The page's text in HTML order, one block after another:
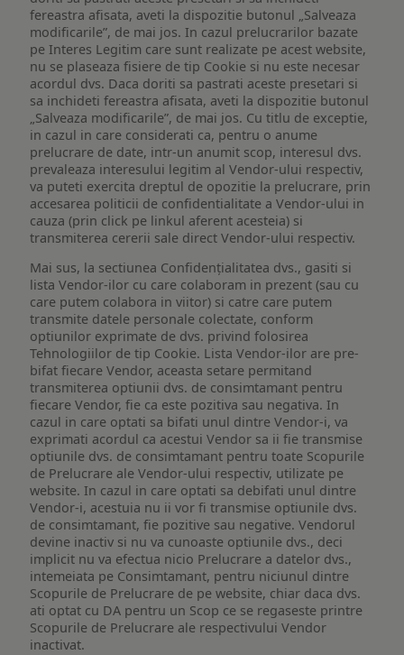
fereastra afisata, aveti la dispozitie butonul „Salveaza
modificarile”, de mai jos. In cazul prelucrarilor bazate
pe Interes Legitim care sunt realizate pe acest website,
nu se plaseaza fisiere de tip Cookie si nu este necesar
acordul dvs. Daca doriti sa pastrati aceste presetari si
sa inchideti fereastra afisata, aveti la dispozitie butonul
„Salveaza modificarile”, de mai jos. Cu titlu de exceptie,
in cazul in care considerati ca, pentru o anume
prelucrare de date, intr-un anumit scop, interesul dvs.
prevaleaza interesului legitim al Vendor-ului respectiv,
va puteti exercita dreptul de opozitie la prelucrare, prin
accesarea politicii de confidentialitate a Vendor-ului in
cauza (prin click pe linkul aferent acesteia) si
transmiterea cererii sale direct Vendor-ului respectiv.
Mai sus, la sectiunea Confidențialitatea dvs., gasiti si
lista Vendor-ilor cu care colaboram in prezent (sau cu
care putem colabora in viitor) si catre care putem
transmite datele personale colectate, conform
optiunilor exprimate de dvs. privind folosirea
Tehnologiilor de tip Cookie. Lista Vendor-ilor are pre-
bifat fiecare Vendor, aceasta setare permitand
transmiterea optiunii dvs. de consimtamant pentru
fiecare Vendor, fie ca este pozitiva sau negativa. In
cazul in care optati sa bifati unul dintre Vendor-i, va
exprimati acordul ca acestui Vendor sa ii fie transmise
optiunile dvs. de consimtamant pentru toate Scopurile
de Prelucrare ale Vendor-ului respectiv, utilizate pe
website. In cazul in care optati sa debifati unul dintre
Vendor-i, acestuia nu ii vor fi transmise optiunile dvs.
de consimtamant, fie pozitive sau negative. Vendorul
devine inactiv si nu va cunoaste optiunile dvs., deci
implicit nu va efectua nicio Prelucrare a datelor dvs.,
intemeiata pe Consimtamant, pentru niciunul dintre
Scopurile de Prelucrare de pe website, chiar daca dvs.
ati optat cu DA pentru un Scop ce se regaseste printre
Scopurile de Prelucrare ale respectivului Vendor
inactivat.